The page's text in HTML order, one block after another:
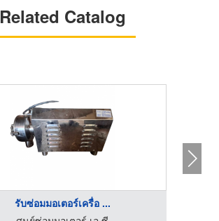
Related Catalog
รับซ่อมมอเตอร์เครื่อ ...